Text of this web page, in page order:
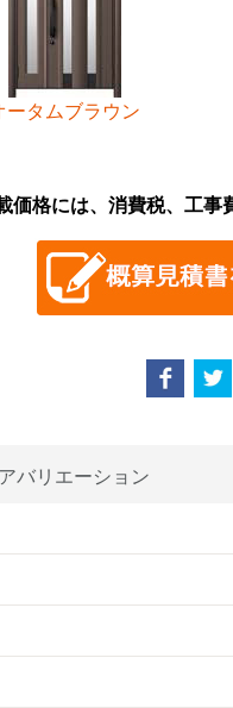
ータムブラウン
価格には、消費税、工事
バリエーション